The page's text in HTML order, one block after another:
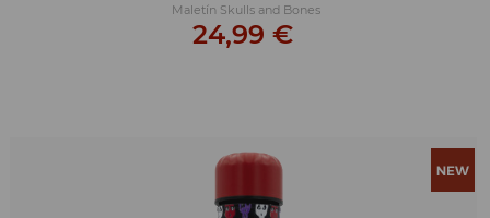
Maletín Skulls and Bones
24,99 €